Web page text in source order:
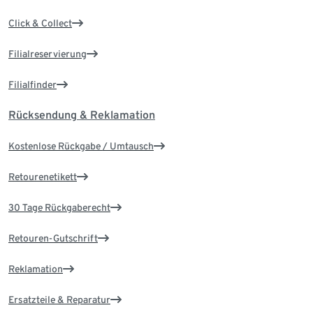
Click & Collect
Filialreservierung
Filialfinder
Rücksendung & Reklamation
Kostenlose Rückgabe / Umtausch
Retourenetikett
30 Tage Rückgaberecht
Retouren-Gutschrift
Reklamation
Ersatzteile & Reparatur